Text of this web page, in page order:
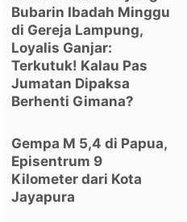
Bubarin Ibadah Minggu
di Gereja Lampung,
Loyalis Ganjar:
Terkutuk! Kalau Pas
Jumatan Dipaksa
Berhenti Gimana?
Gempa M 5,4 di Papua,
Episentrum 9
Kilometer dari Kota
Jayapura